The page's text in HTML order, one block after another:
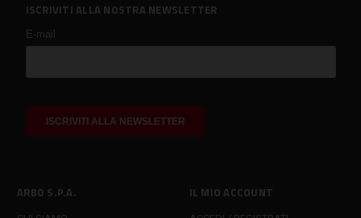
ARBO S.P.A. IL MIO ACCOUNT
ISCRIVITI ALLA NOSTRA NEWSLETTER